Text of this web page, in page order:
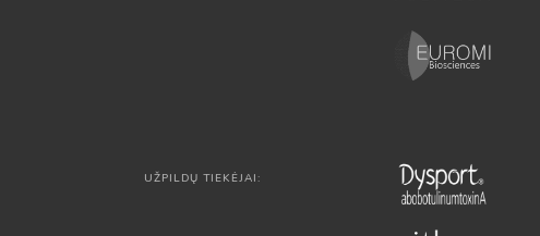
UŽPILDŲ TIEKĖJAI: